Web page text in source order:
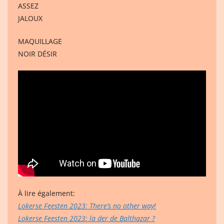
ASSEZ
JALOUX
MAQUILLAGE
NOIR DÉSIR
À lire également:
Lokerse Feesten 2023: There’s no other way!
Lokerse Feesten 2023: la der de Balthazar ?